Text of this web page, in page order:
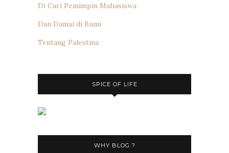
Di Cari Pemimpin Mahasiswa
Dan Damai di Bumi
Tentang Palestina
SPICE OF LIFE
WHY BLOG ?